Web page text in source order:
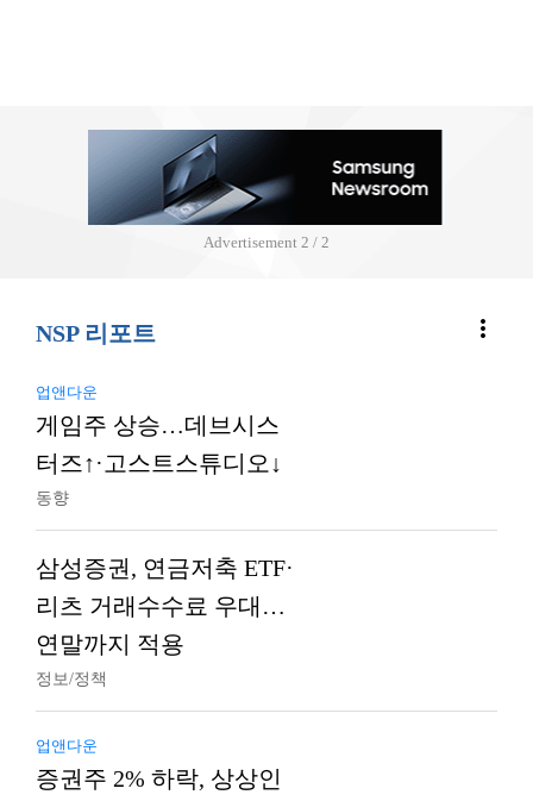
Advertisement 2 / 2
NSP 리포트 more_vert
업앤다운
게임주 상승…데브시스
터즈↑·고스트스튜디오↓
동향
삼성증권, 연금저축 ETF·
리츠 거래수수료 우대…
연말까지 적용
정보/정책
업앤다운
증권주 2% 하락, 상상인